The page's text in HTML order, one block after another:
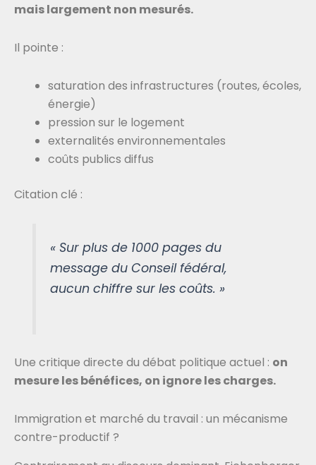
mais largement non mesurés.
Il pointe :
saturation des infrastructures (routes, écoles,
énergie)
pression sur le logement
externalités environnementales
coûts publics diffus
Citation clé :
« Sur plus de 1000 pages du
message du Conseil fédéral,
aucun chiffre sur les coûts. »
Une critique directe du débat politique actuel : on
mesure les bénéfices, on ignore les charges.
Immigration et marché du travail : un mécanisme
contre-productif ?